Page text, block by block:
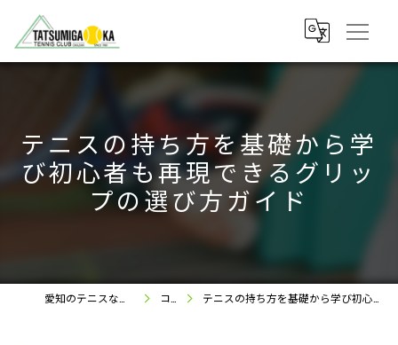
テニスの持ち方を基礎から学
び初心者も再現できるグリッ
プの選び方ガイド
コラム テニスの持ち方を基礎から学び初心者も再現できるグリップの選び方ガイド